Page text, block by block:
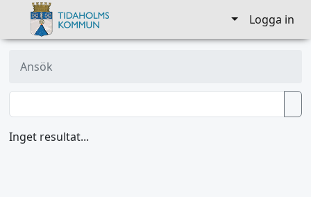
Logga in
Ansök
Inget resultat...